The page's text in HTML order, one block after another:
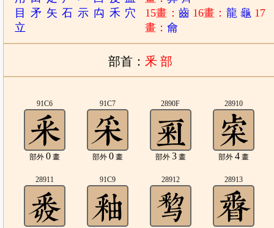
目 矛 矢 石 示 禸 禾 穴
立
15畫： 齒 16畫： 龍 龜 17
畫：龠
部首： 釆 部
91C6
部外 0畫
91C7
部外 0畫
2890F
部外 3畫
28910
部外 4畫
28911 91C9 28912 28913